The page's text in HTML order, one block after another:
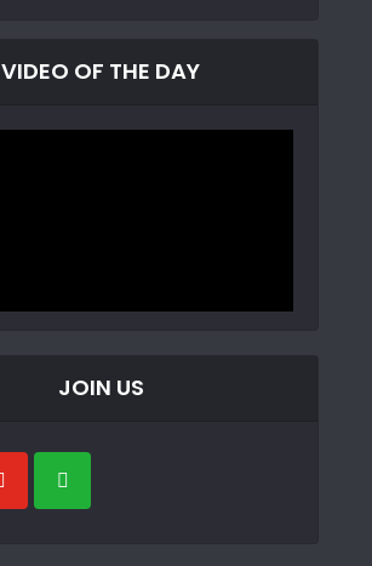
VIDEO OF THE DAY
JOIN US